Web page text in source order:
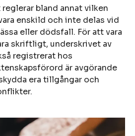
bland annat vilken
enskild och inte delas vid
eller dödsfall. För att vara
skriftligt, underskrivet av
registrerat hos
är avgörande
era tillgångar och